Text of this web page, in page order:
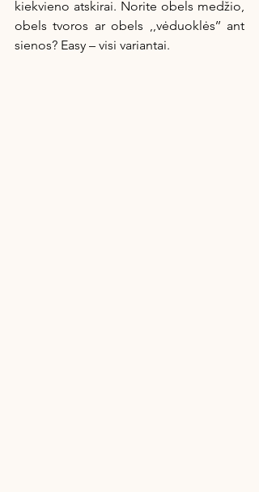
kiekvieno atskirai. Norite obels medžio,
obels tvoros ar obels ,,vėduoklės’’ ant
sienos? Easy – visi variantai.